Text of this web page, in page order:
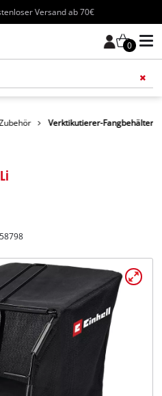
Versand ab 70€
0
Verktikutierer-Fangbehälter